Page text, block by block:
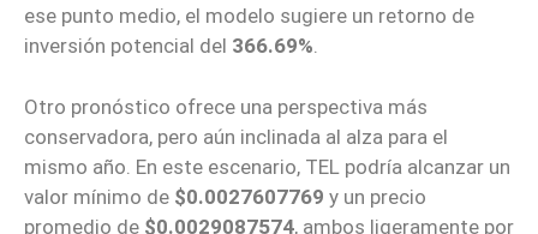
ese punto medio, el modelo sugiere un retorno de
inversión potencial del 366.69%.
Otro pronóstico ofrece una perspectiva más
conservadora, pero aún inclinada al alza para el
mismo año. En este escenario, TEL podría alcanzar un
valor mínimo de $0.0027607769 y un precio
promedio de $0.0029087574, ambos ligeramente por